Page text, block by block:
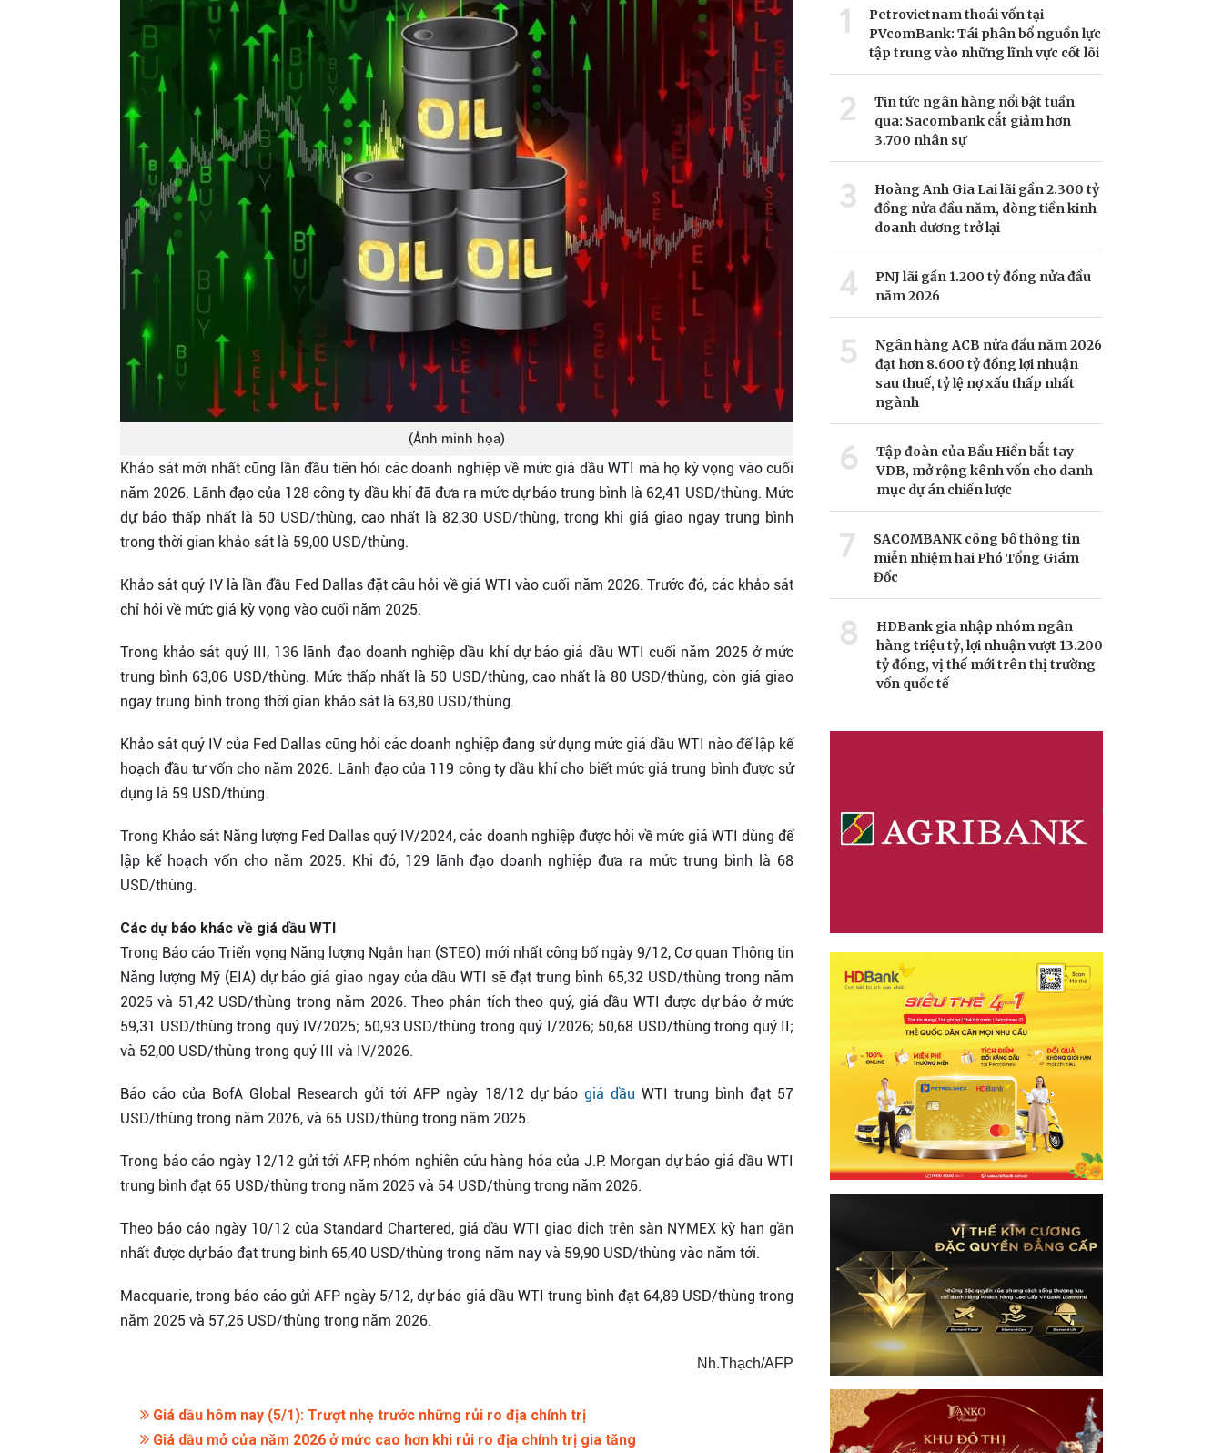
(Ảnh minh họa)
Khảo sát mới nhất cũng lần đầu tiên hỏi các doanh nghiệp về mức giá dầu WTI mà họ kỳ vọng vào cuối
năm 2026. Lãnh đạo của 128 công ty dầu khí đã đưa ra mức dự báo trung bình là 62,41 USD/thùng. Mức
dự báo thấp nhất là 50 USD/thùng, cao nhất là 82,30 USD/thùng, trong khi giá giao ngay trung bình
trong thời gian khảo sát là 59,00 USD/thùng.
Khảo sát quý IV là lần đầu Fed Dallas đặt câu hỏi về giá WTI vào cuối năm 2026. Trước đó, các khảo sát
chỉ hỏi về mức giá kỳ vọng vào cuối năm 2025.
Trong khảo sát quý III, 136 lãnh đạo doanh nghiệp dầu khí dự báo giá dầu WTI cuối năm 2025 ở mức
trung bình 63,06 USD/thùng. Mức thấp nhất là 50 USD/thùng, cao nhất là 80 USD/thùng, còn giá giao
ngay trung bình trong thời gian khảo sát là 63,80 USD/thùng.
Khảo sát quý IV của Fed Dallas cũng hỏi các doanh nghiệp đang sử dụng mức giá dầu WTI nào để lập kế
hoạch đầu tư vốn cho năm 2026. Lãnh đạo của 119 công ty dầu khí cho biết mức giá trung bình được sử
dụng là 59 USD/thùng.
Trong Khảo sát Năng lượng Fed Dallas quý IV/2024, các doanh nghiệp được hỏi về mức giá WTI dùng để
lập kế hoạch vốn cho năm 2025. Khi đó, 129 lãnh đạo doanh nghiệp đưa ra mức trung bình là 68
USD/thùng.
Các dự báo khác về giá dầu WTI
Trong Báo cáo Triển vọng Năng lượng Ngắn hạn (STEO) mới nhất công bố ngày 9/12, Cơ quan Thông tin
Năng lượng Mỹ (EIA) dự báo giá giao ngay của dầu WTI sẽ đạt trung bình 65,32 USD/thùng trong năm
2025 và 51,42 USD/thùng trong năm 2026. Theo phân tích theo quý, giá dầu WTI được dự báo ở mức
59,31 USD/thùng trong quý IV/2025; 50,93 USD/thùng trong quý I/2026; 50,68 USD/thùng trong quý II;
và 52,00 USD/thùng trong quý III và IV/2026.
Báo cáo của BofA Global Research gửi tới AFP ngày 18/12 dự báo giá dầu WTI trung bình đạt 57
USD/thùng trong năm 2026, và 65 USD/thùng trong năm 2025.
Trong báo cáo ngày 12/12 gửi tới AFP, nhóm nghiên cứu hàng hóa của J.P. Morgan dự báo giá dầu WTI
trung bình đạt 65 USD/thùng trong năm 2025 và 54 USD/thùng trong năm 2026.
Theo báo cáo ngày 10/12 của Standard Chartered, giá dầu WTI giao dịch trên sàn NYMEX kỳ hạn gần
nhất được dự báo đạt trung bình 65,40 USD/thùng trong năm nay và 59,90 USD/thùng vào năm tới.
Macquarie, trong báo cáo gửi AFP ngày 5/12, dự báo giá dầu WTI trung bình đạt 64,89 USD/thùng trong
năm 2025 và 57,25 USD/thùng trong năm 2026.
Nh.Thạch/AFP
Giá dầu hôm nay (5/1): Trượt nhẹ trước những rủi ro địa chính trị
Giá dầu mở cửa năm 2026 ở mức cao hơn khi rủi ro địa chính trị gia tăng
1
Petrovietnam thoái vốn tại
PVcomBank: Tái phân bổ nguồn lực
tập trung vào những lĩnh vực cốt lõi
2
Tin tức ngân hàng nổi bật tuần
qua: Sacombank cắt giảm hơn
3.700 nhân sự
3
Hoàng Anh Gia Lai lãi gần 2.300 tỷ
đồng nửa đầu năm, dòng tiền kinh
doanh dương trở lại
4
PNJ lãi gần 1.200 tỷ đồng nửa đầu
năm 2026
5
Ngân hàng ACB nửa đầu năm 2026
đạt hơn 8.600 tỷ đồng lợi nhuận
sau thuế, tỷ lệ nợ xấu thấp nhất
ngành
6
Tập đoàn của Bầu Hiển bắt tay
VDB, mở rộng kênh vốn cho danh
mục dự án chiến lược
7
SACOMBANK công bố thông tin
miễn nhiệm hai Phó Tổng Giám
Đốc
8
HDBank gia nhập nhóm ngân
hàng triệu tỷ, lợi nhuận vượt 13.200
tỷ đồng, vị thế mới trên thị trường
vốn quốc tế